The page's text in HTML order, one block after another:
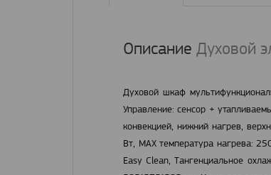
Описание Духовой
Духовой шкаф
Управление: сенсор +
конвекцией, нижний нагрев,
Вт, МАХ температура нагрева:
Easy Clean, Тангенциальное